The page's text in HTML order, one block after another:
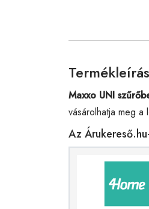
Termékleírás
Maxxo UNI
vásárolhatja meg a
Az